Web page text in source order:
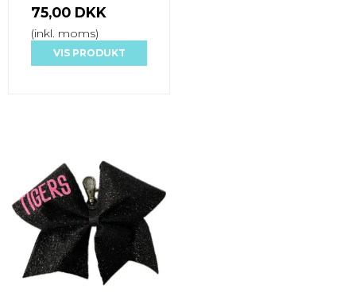
75,00 DKK
(inkl. moms)
VIS PRODUKT